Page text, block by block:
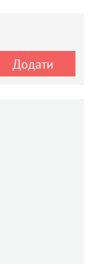
Додати